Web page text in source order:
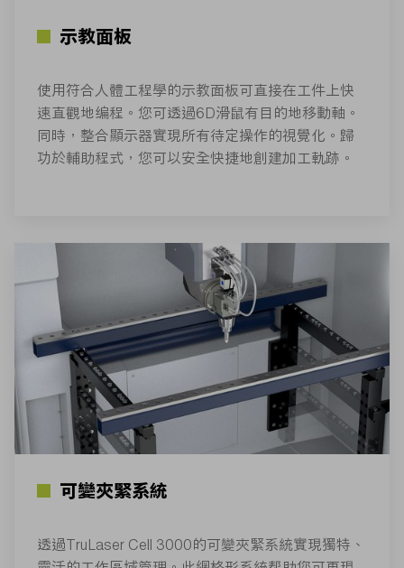
示教面板
使用符合人體工程學的示教面板可直接在工件上快
速直觀地编程。您可透過6D滑鼠有目的地移動軸。
同時，整合顯示器實現所有待定操作的視覺化。歸
功於輔助程式，您可以安全快捷地創建加工軌跡。
可變夾緊系統
透過TruLaser Cell 3000的可變夾緊系統實現獨特、